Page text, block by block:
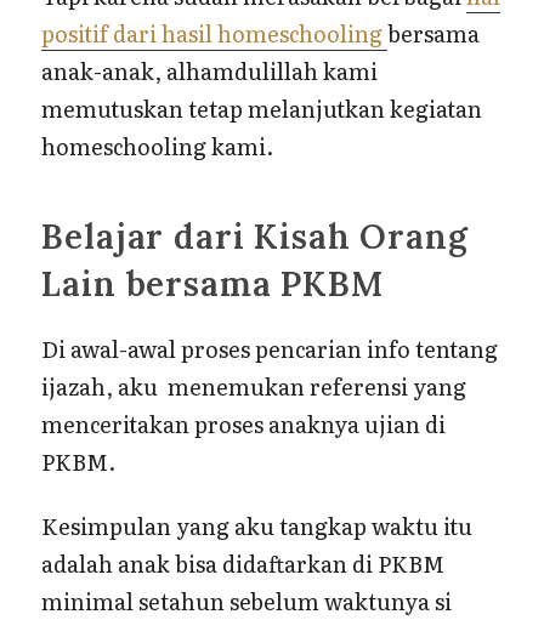
positif dari hasil homeschoolingbersama
anak-anak, alhamdulillah kami
memutuskan tetap melanjutkan kegiatan
homeschooling kami.
Belajar dari Kisah Orang
Lain bersama PKBM
Di awal-awal proses pencarian info tentang
ijazah, aku menemukan referensi yang
menceritakan proses anaknya ujian di
PKBM.
Kesimpulan yang aku tangkap waktu itu
adalah anak bisa didaftarkan di PKBM
minimal setahun sebelum waktunya si